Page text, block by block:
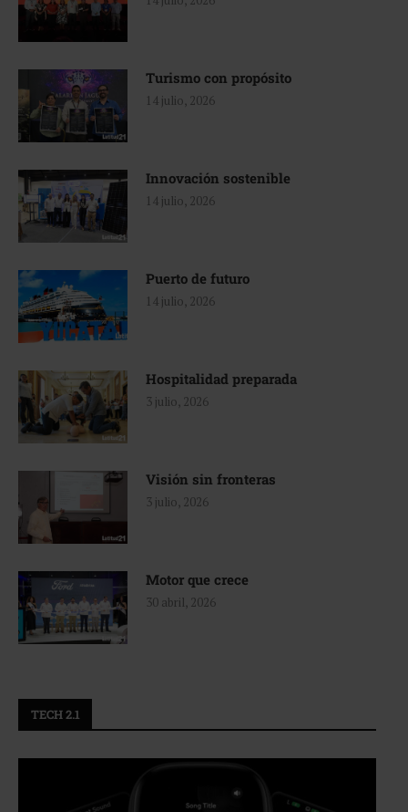
Turismo con propósito
14 julio, 2026
Innovación sostenible
14 julio, 2026
Puerto de futuro
14 julio, 2026
Hospitalidad preparada
3 julio, 2026
Visión sin fronteras
3 julio, 2026
Motor que crece
30 abril, 2026
TECH 2.1